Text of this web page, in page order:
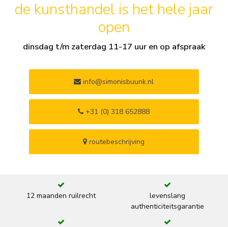
de kunsthandel is het hele jaar
open
dinsdag t/m zaterdag 11-17 uur en op afspraak
info@simonisbuunk.nl
+31 (0) 318 652888
routebeschrijving
12 maanden ruilrecht
levenslang
authenticiteitsgarantie